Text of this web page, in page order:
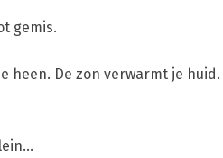
gemis.
heen. De zon verwarmt je